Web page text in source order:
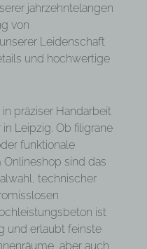
jahrzehntelangen
von
Leidenschaft
und hochwertige
präziser Handarbeit
Leipzig. Ob filigrane
funktionale
sind das
technischer
ist
und erlaubt feinste
aber auch